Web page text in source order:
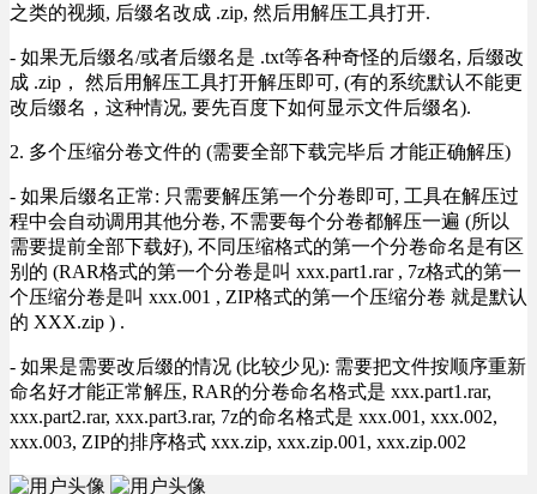
之类的视频, 后缀名改成 .zip, 然后用解压工具打开.
- 如果无后缀名/或者后缀名是 .txt等各种奇怪的后缀名, 后缀改
成 .zip， 然后用解压工具打开解压即可, (有的系统默认不能更
改后缀名，这种情况, 要先百度下如何显示文件后缀名).
2. 多个压缩分卷文件的 (需要全部下载完毕后 才能正确解压)
- 如果后缀名正常: 只需要解压第一个分卷即可, 工具在解压过
程中会自动调用其他分卷, 不需要每个分卷都解压一遍 (所以
需要提前全部下载好), 不同压缩格式的第一个分卷命名是有区
别的 (RAR格式的第一个分卷是叫 xxx.part1.rar , 7z格式的第一
个压缩分卷是叫 xxx.001 , ZIP格式的第一个压缩分卷 就是默认
的 XXX.zip ) .
- 如果是需要改后缀的情况 (比较少见): 需要把文件按顺序重新
命名好才能正常解压, RAR的分卷命名格式是 xxx.part1.rar,
xxx.part2.rar, xxx.part3.rar, 7z的命名格式是 xxx.001, xxx.002,
xxx.003, ZIP的排序格式 xxx.zip, xxx.zip.001, xxx.zip.002